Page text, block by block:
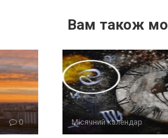
Вам також
0 Місячний календар